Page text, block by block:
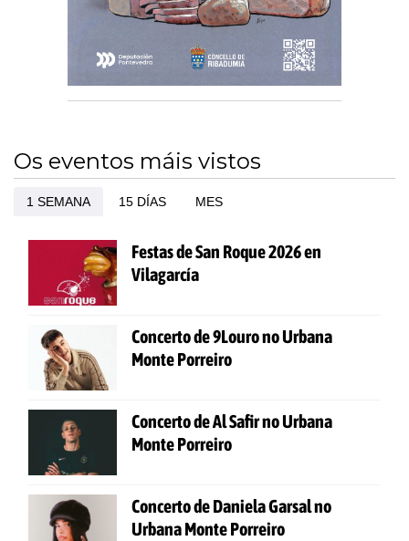
Os eventos máis vistos
1 SEMANA 15 DÍAS MES
Festas de San Roque 2026 en
Vilagarcía
Concerto de 9Louro no Urbana
Monte Porreiro
Concerto de Al Safir no Urbana
Monte Porreiro
Concerto de Daniela Garsal no
Urbana Monte Porreiro